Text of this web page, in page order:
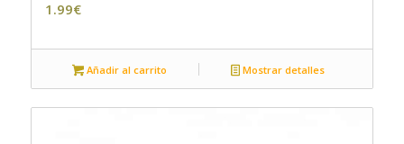
1.99€
Añadir al carrito Mostrar detalles